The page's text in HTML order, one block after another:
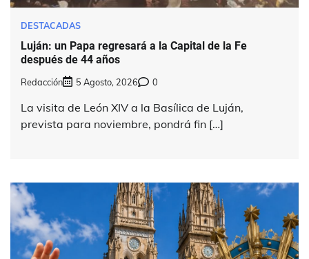
DESTACADAS
Luján: un Papa regresará a la Capital de la Fe
después de 44 años
Redacción 5 Agosto, 2026 0
La visita de León XIV a la Basílica de Luján,
prevista para noviembre, pondrá fin […]